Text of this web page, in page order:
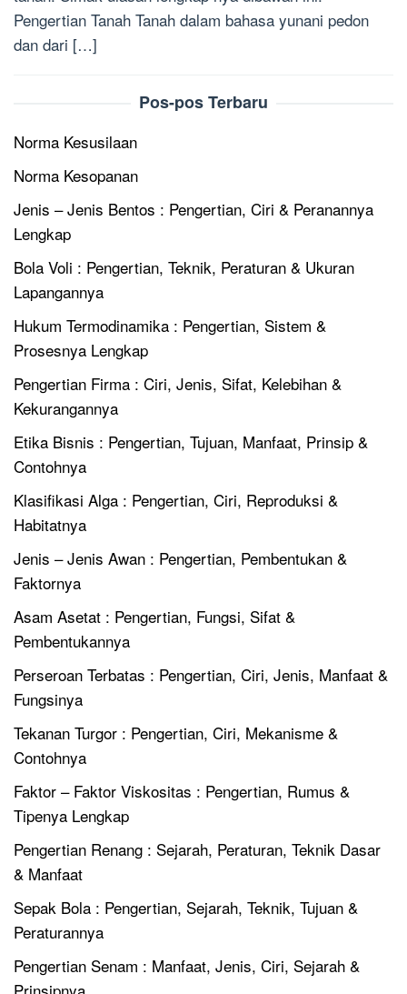
Pengertian Tanah Tanah dalam bahasa yunani pedon
dan dari […]
Pos-pos Terbaru
Norma Kesusilaan
Norma Kesopanan
Jenis – Jenis Bentos : Pengertian, Ciri & Peranannya
Lengkap
Bola Voli : Pengertian, Teknik, Peraturan & Ukuran
Lapangannya
Hukum Termodinamika : Pengertian, Sistem &
Prosesnya Lengkap
Pengertian Firma : Ciri, Jenis, Sifat, Kelebihan &
Kekurangannya
Etika Bisnis : Pengertian, Tujuan, Manfaat, Prinsip &
Contohnya
Klasifikasi Alga : Pengertian, Ciri, Reproduksi &
Habitatnya
Jenis – Jenis Awan : Pengertian, Pembentukan &
Faktornya
Asam Asetat : Pengertian, Fungsi, Sifat &
Pembentukannya
Perseroan Terbatas : Pengertian, Ciri, Jenis, Manfaat &
Fungsinya
Tekanan Turgor : Pengertian, Ciri, Mekanisme &
Contohnya
Faktor – Faktor Viskositas : Pengertian, Rumus &
Tipenya Lengkap
Pengertian Renang : Sejarah, Peraturan, Teknik Dasar
& Manfaat
Sepak Bola : Pengertian, Sejarah, Teknik, Tujuan &
Peraturannya
Pengertian Senam : Manfaat, Jenis, Ciri, Sejarah &